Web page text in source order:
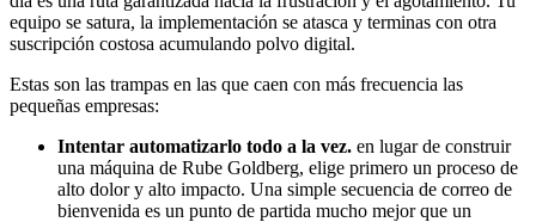
equipo se satura, la implementación se atasca y terminas con otra
suscripción costosa acumulando polvo digital.
Estas son las trampas en las que caen con más frecuencia las
pequeñas empresas:
Intentar automatizarlo todo a la vez. en lugar de construir
una máquina de Rube Goldberg, elige primero un proceso de
alto dolor y alto impacto. Una simple secuencia de correo de
bienvenida es un punto de partida mucho mejor que un